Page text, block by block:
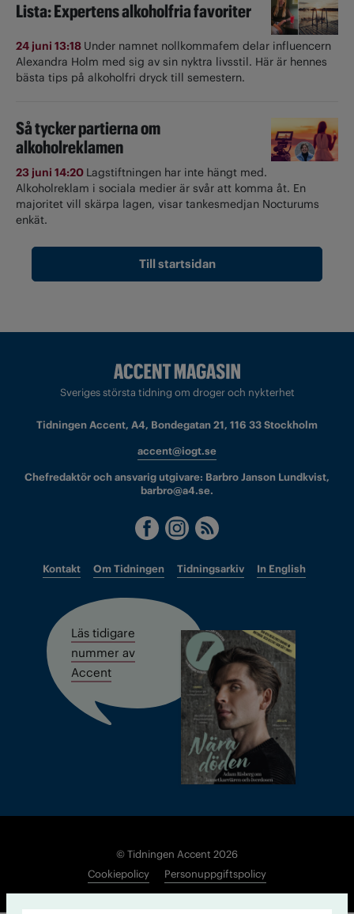
Lista: Expertens alkoholfria favoriter
24 juni 13:18 Under namnet nollkommafem delar influencern
Alexandra Holm med sig av sin nyktra livsstil. Här är hennes
bästa tips på alkoholfri dryck till semestern.
Så tycker partierna om
alkoholreklamen
23 juni 14:20 Lagstiftningen har inte hängt med.
Alkoholreklam i sociala medier är svår att komma åt. En
majoritet vill skärpa lagen, visar tankesmedjan Nocturums
enkät.
Till startsidan
Sveriges största tidning om droger och nykterhet
Tidningen Accent, A4, Bondegatan 21, 116 33 Stockholm
accent@iogt.se
Chefredaktör och ansvarig utgivare: Barbro Janson Lundkvist,
barbro@a4.se.
Kontakt Om Tidningen Tidningsarkiv In English
Läs tidigare
nummer av
Accent
© Tidningen Accent 2026
Cookiepolicy
Personuppgiftspolicy